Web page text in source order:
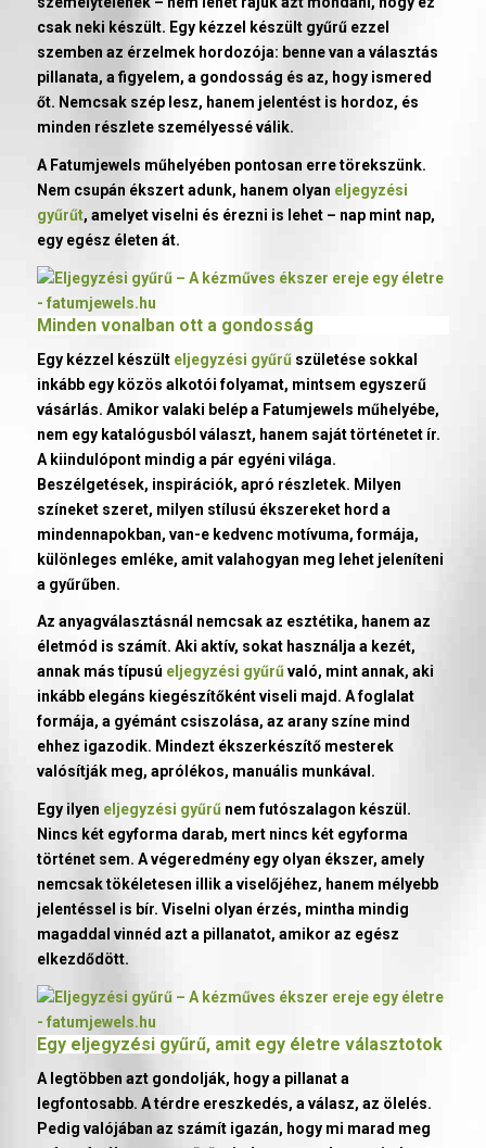
csak neki készült. Egy kézzel készült gyűrű ezzel
szemben az érzelmek hordozója: benne van a választás
pillanata, a figyelem, a gondosság és az, hogy ismered
őt. Nemcsak szép lesz, hanem jelentést is hordoz, és
minden részlete személyessé válik.
A Fatumjewels műhelyében pontosan erre törekszünk.
Nem csupán ékszert adunk, hanem olyan eljegyzési
gyűrűt, amelyet viselni és érezni is lehet – nap mint nap,
egy egész életen át.
Minden vonalban ott a gondosság
Egy kézzel készült eljegyzési gyűrűszületése sokkal
inkább egy közös alkotói folyamat, mintsem egyszerű
vásárlás. Amikor valaki belép a Fatumjewels műhelyébe,
nem egy katalógusból választ, hanem saját történetet ír.
A kiindulópont mindig a pár egyéni világa.
Beszélgetések, inspirációk, apró részletek. Milyen
színeket szeret, milyen stílusú ékszereket hord a
mindennapokban, van-e kedvenc motívuma, formája,
különleges emléke, amit valahogyan meg lehet jeleníteni
a gyűrűben.
Az anyagválasztásnál nemcsak az esztétika, hanem az
életmód is számít. Aki aktív, sokat használja a kezét,
annak más típusú eljegyzési gyűrűvaló, mint annak, aki
inkább elegáns kiegészítőként viseli majd. A foglalat
formája, a gyémánt csiszolása, az arany színe mind
ehhez igazodik. Mindezt ékszerkészítő mesterek
valósítják meg, aprólékos, manuális munkával.
Egy ilyen eljegyzési gyűrűnem futószalagon készül.
Nincs két egyforma darab, mert nincs két egyforma
történet sem. A végeredmény egy olyan ékszer, amely
nemcsak tökéletesen illik a viselőjéhez, hanem mélyebb
jelentéssel is bír. Viselni olyan érzés, mintha mindig
magaddal vinnéd azt a pillanatot, amikor az egész
elkezdődött.
Egy eljegyzési gyűrű, amit egy életre választotok
A legtöbben azt gondolják, hogy a pillanat a
legfontosabb. A térdre ereszkedés, a válasz, az ölelés.
Pedig valójában az számít igazán, hogy mi marad meg